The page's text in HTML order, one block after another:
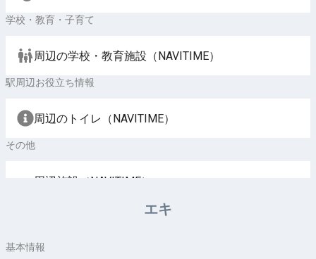
学校・教育・子育て
周辺の学校・教育施設（NAVITIME）
駅周辺お役立ち情報
周辺のトイレ（NAVITIME）
その他
周辺施設（NAVITIME）
エキ
基本情報